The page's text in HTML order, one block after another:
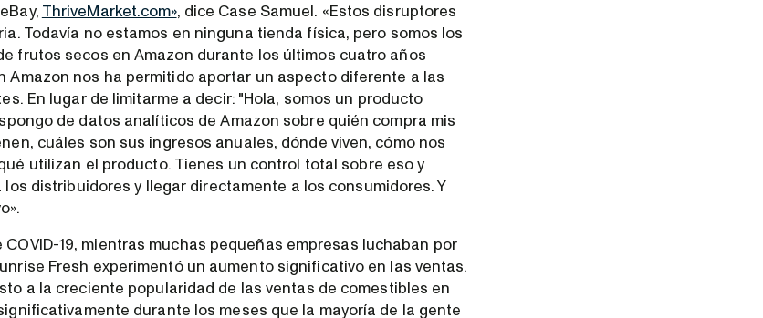
ThriveMarket.com», dice Case Samuel. «Estos disruptores
Todavía no estamos en ninguna tienda física, pero somos los
frutos secos en Amazon durante los últimos cuatro años
Amazon nos ha permitido aportar un aspecto diferente a las
En lugar de limitarme a decir: "Hola, somos un producto
de datos analíticos de Amazon sobre quién compra mis
cuáles son sus ingresos anuales, dónde viven, cómo nos
utilizan el producto. Tienes un control total sobre eso y
distribuidores y llegar directamente a los consumidores. Y
19, mientras muchas pequeñas empresas luchaban por
Fresh experimentó un aumento significativo en las ventas.
a la creciente popularidad de las ventas de comestibles en
durante los meses que la mayoría de la gente